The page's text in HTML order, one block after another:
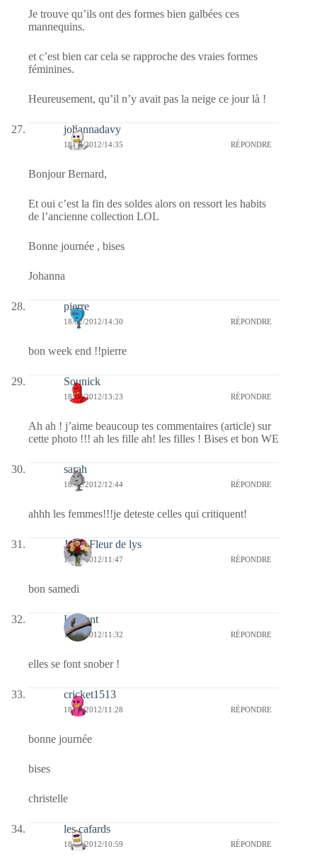
Je trouve qu’ils ont des formes bien galbées ces
mannequins.
et c’est bien car cela se rapproche des vraies formes
féminines.
Heureusement, qu’il n’y avait pas la neige ce jour là !
johannadavy
18/02/2012/14:35 RÉPONDRE
Bonjour Bernard,
Et oui c’est la fin des soldes alors on ressort les habits
de l’ancienne collection LOL
Bonne journée , bises
Johanna
pierre
18/02/2012/14:30 RÉPONDRE
bon week end !!pierre
Sounick
18/02/2012/13:23 RÉPONDRE
Ah ah ! j’aime beaucoup tes commentaires (article) sur
cette photo !!! ah les fille ah! les filles ! Bises et bon WE
sarah
18/02/2012/12:44 RÉPONDRE
ahhh les femmes!!!je deteste celles qui critiquent!
Jaffy-Fleur de lys
18/02/2012/11:47 RÉPONDRE
bon samedi
Laurent
18/02/2012/11:32 RÉPONDRE
elles se font snober !
cricket1513
18/02/2012/11:28 RÉPONDRE
bonne journée
bises
christelle
les cafards
18/02/2012/10:59 RÉPONDRE